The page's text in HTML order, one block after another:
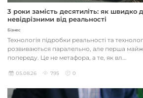
3 роки замість десятиліть: як швидко
невідрізними від реальності
Бізнес
Технологія підробки реальності та
розвиваються паралельно, але перша
попереду. Це не метафора, а те, як вл...
05.08.26 795 0